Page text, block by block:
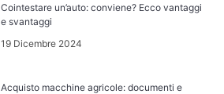
Cointestare un’auto: conviene? Ecco vantaggi
e svantaggi
19 Dicembre 2024
Acquisto macchine agricole: documenti e